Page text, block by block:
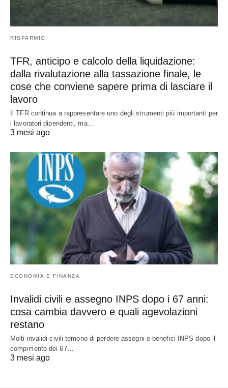
RISPARMIO
TFR, anticipo e calcolo della liquidazione:
dalla rivalutazione alla tassazione finale, le
cose che conviene sapere prima di lasciare il
lavoro
Il TFR continua a rappresentare uno degli strumenti più importanti per
i lavoratori dipendenti, ma…
3 mesi ago
ECONOMIA E FINANZA
Invalidi civili e assegno INPS dopo i 67 anni:
cosa cambia davvero e quali agevolazioni
restano
Molti invalidi civili temono di perdere assegni e benefici INPS dopo il
compimento dei 67…
3 mesi ago